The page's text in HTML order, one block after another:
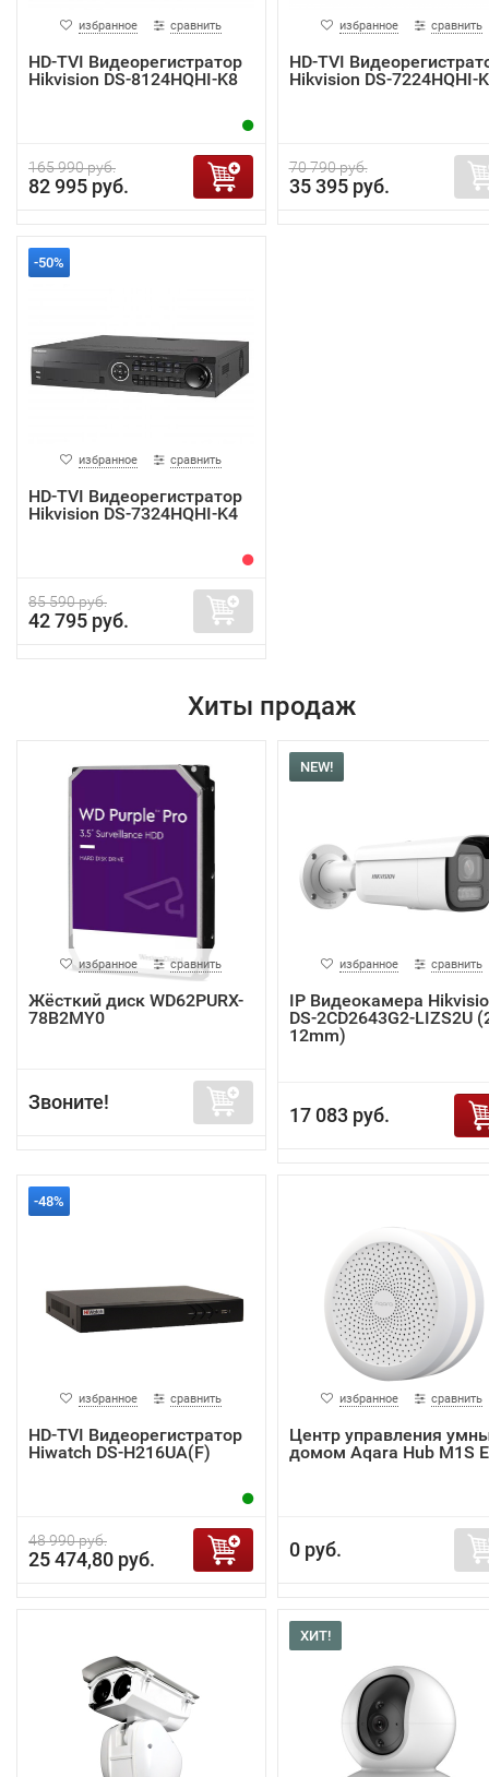
избранное сравнить
HD-TVI Видеорегистратор
Hikvision DS-8124HQHI-K8
165 990 руб.
82 995 руб.
избранное сравнить
HD-TVI
Hikvision DS-7224HQHI-
70 790 руб.
35 395 руб.
-50%
избранное сравнить
HD-TVI Видеорегистратор
Hikvision DS-7324HQHI-K4
85 590 руб.
42 795 руб.
Хиты продаж
избранное сравнить
Жёсткий диск WD62PURX-
78B2MY0
Звоните!
NEW!
избранное сравнить
IP Видеокамера
DS-2CD2643G2-LIZS2U
12mm)
17 083 руб.
-48%
избранное сравнить
HD-TVI Видеорегистратор
Hiwatch DS-H216UA(F)
48 990 руб.
25 474,80 руб.
избранное сравнить
Центр управления
домом Aqara Hub M1S
0 руб.
ХИТ!